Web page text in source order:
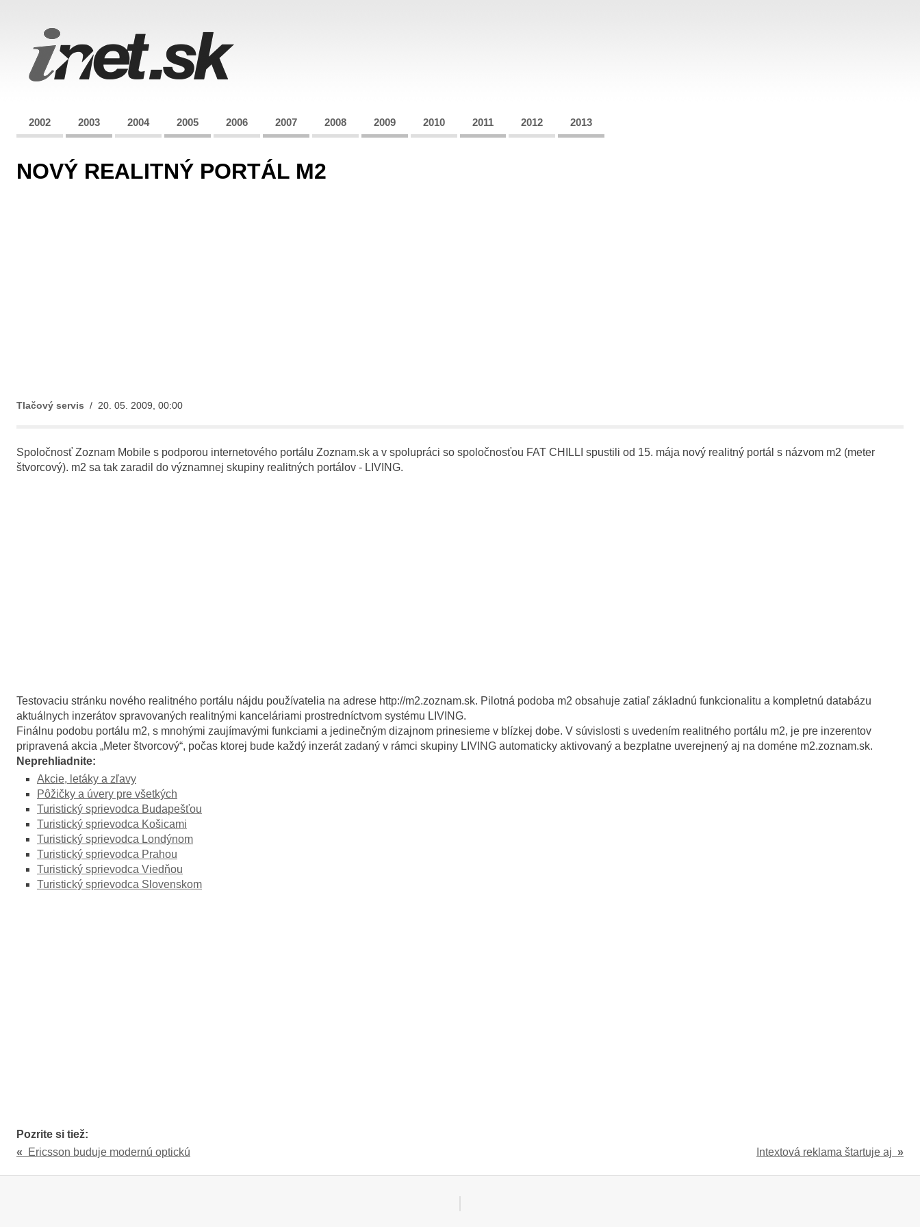
2002 2003 2004 2005 2006 2007 2008 2009 2010 2011 2012 2013
NOVÝ REALITNÝ PORTÁL M2
Tlačový servis / 20. 05. 2009, 00:00
Spoločnosť Zoznam Mobile s podporou internetového portálu Zoznam.sk a v spolupráci so spoločnosťou FAT CHILLI spustili od 15. mája nový realitný portál s názvom m2 (meter
štvorcový). m2 sa tak zaradil do významnej skupiny realitných portálov - LIVING.
Testovaciu stránku nového realitného portálu nájdu používatelia na adrese http://m2.zoznam.sk. Pilotná podoba m2 obsahuje zatiaľ základnú funkcionalitu a kompletnú databázu
aktuálnych inzerátov spravovaných realitnými kanceláriami prostredníctvom systému LIVING.
Finálnu podobu portálu m2, s mnohými zaujímavými funkciami a jedinečným dizajnom prinesieme v blízkej dobe. V súvislosti s uvedením realitného portálu m2, je pre inzerentov
pripravená akcia „Meter štvorcový“, počas ktorej bude každý inzerát zadaný v rámci skupiny LIVING automaticky aktivovaný a bezplatne uverejnený aj na doméne m2.zoznam.sk.
Neprehliadnite:
Akcie, letáky a zľavy
Pôžičky a úvery pre všetkých
Turistický sprievodca Budapešťou
Turistický sprievodca Košicami
Turistický sprievodca Londýnom
Turistický sprievodca Prahou
Turistický sprievodca Viedňou
Turistický sprievodca Slovenskom
Pozrite si tiež:
« Ericsson buduje modernú optickú Intextová reklama štartuje aj »